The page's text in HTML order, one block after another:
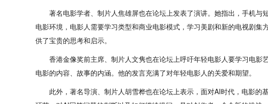
著名电影学者、制片人焦雄屏也在论坛上发表了演讲。她指出，手机与
电影环境，电影人需要学习类型和商业电影模式，学习美剧和新的电视剧集
供了宝贵的思考和启示。
香港金像奖前主席、制片人文隽也在论坛上呼吁年轻电影人要学习电影
电影的内容、故事的内涵。他的发言充满了对年轻电影人的关爱和期望。
此外，著名导演、制片人胡雪桦也在论坛上表示，面对AI时代，电影的